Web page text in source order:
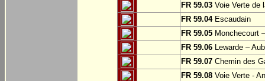
FR 59.03 Voie Verte de
FR 59.04Escaudain
FR 59.05 Monchecourt
FR 59.06 Lewarde –
FR 59.07 Chemin des
FR 59.08 Voie Verte -